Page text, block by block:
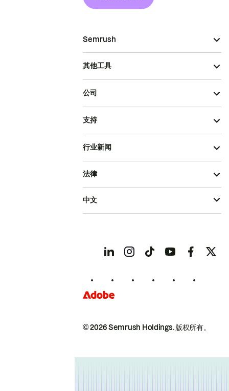
Semrush
其他工具
公司
支持
行业新闻
© 2026 Semrush Holdings.版权所有。
法律
中文